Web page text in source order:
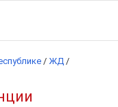
/ ЖД /